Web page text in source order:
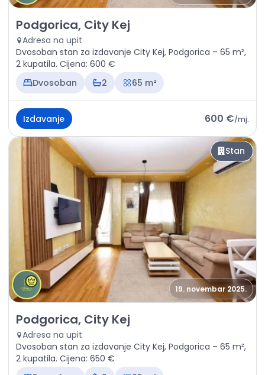
Izdavanje - Stan Podgorica, City Kej
Podgorica, City Kej
Adresa na upit
Dvosoban stan za izdavanje City Kej, Podgorica – 65 m²,
2 kupatila. Cijena: 600 €
Dvosoban
2 65 m²
Izdavanje 600 €/mj.
Stan
19. novembar 2025.
Izdavanje - Stan Podgorica, City Kej
Podgorica, City Kej
Adresa na upit
Dvosoban stan za izdavanje City Kej, Podgorica – 65 m²,
2 kupatila. Cijena: 650 €